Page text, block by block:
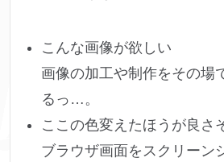
こんな画像が欲しい
画像の加工や制作をその場
るっ…。
ここの色変えたほうが良さ
ブラウザ画面をスクリーン